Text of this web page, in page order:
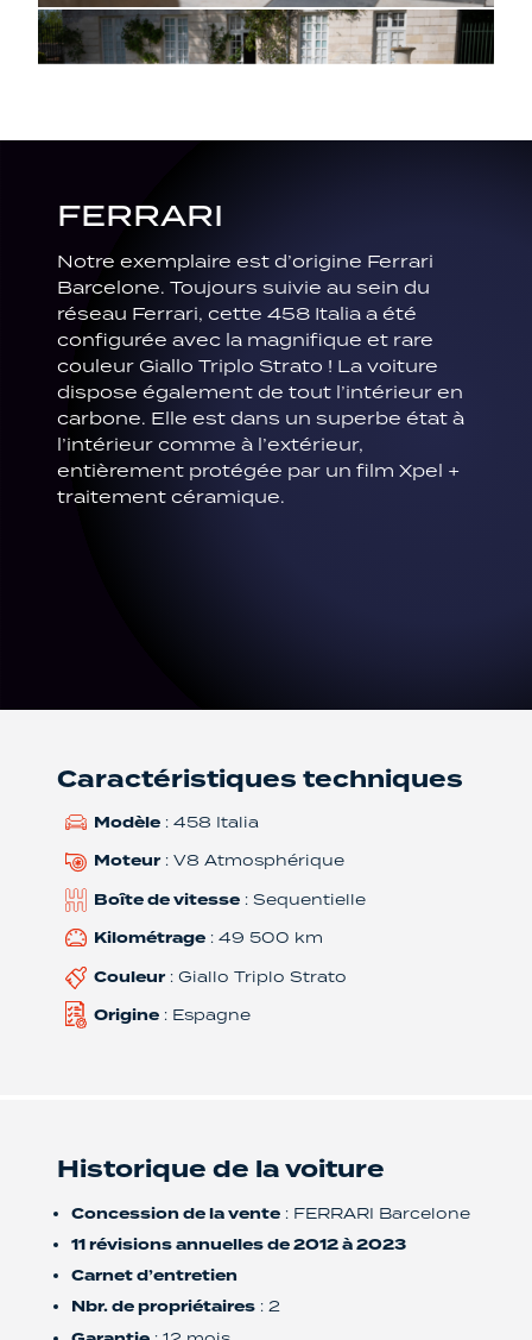
FERRARI
Notre exemplaire est d’origine Ferrari
Barcelone. Toujours suivie au sein du
réseau Ferrari, cette 458 Italia a été
configurée avec la magnifique et rare
couleur Giallo Triplo Strato ! La voiture
dispose également de tout l’intérieur en
carbone. Elle est dans un superbe état à
l’intérieur comme à l’extérieur,
entièrement protégée par un film Xpel +
traitement céramique.
Caractéristiques techniques
Modèle: 458 Italia
Moteur: V8 Atmosphérique
Boîte de vitesse: Sequentielle
Kilométrage: 49 500 km
Couleur: Giallo Triplo Strato
Origine: Espagne
Historique de la voiture
Concession de la vente : FERRARI Barcelone
11 révisions annuelles de 2012 à 2023
Carnet d’entretien
Nbr. de propriétaires : 2